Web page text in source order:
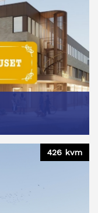
426 kvm